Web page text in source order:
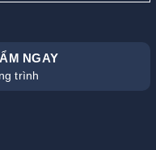
NGAY
trình